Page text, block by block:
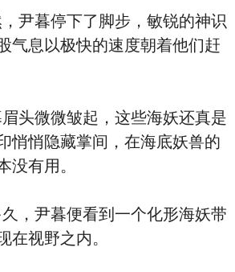
下了脚步，敏锐的神识
气息以极快的速度朝着他们赶
皱起，这些海妖还真是
悄悄隐藏掌间，在海底妖兽的
没有用。
便看到一个化形海妖带
在视野之内。